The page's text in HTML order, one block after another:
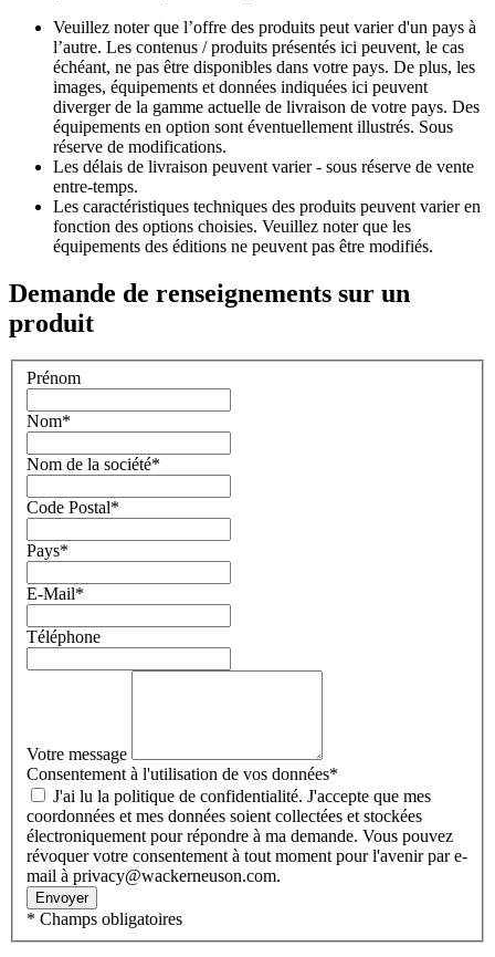
Veuillez noter que l’offre des produits peut varier d'un pays à
l’autre. Les contenus / produits présentés ici peuvent, le cas
échéant, ne pas être disponibles dans votre pays. De plus, les
images, équipements et données indiquées ici peuvent
diverger de la gamme actuelle de livraison de votre pays. Des
équipements en option sont éventuellement illustrés. Sous
réserve de modifications.
Les délais de livraison peuvent varier - sous réserve de vente
entre-temps.
Les caractéristiques techniques des produits peuvent varier en
fonction des options choisies. Veuillez noter que les
équipements des éditions ne peuvent pas être modifiés.
Demande de renseignements sur un
produit
Prénom
Nom*
Nom de la société*
Code Postal*
Pays*
E-Mail*
Téléphone
Votre message
Consentement à l'utilisation de vos données*
coordonnées et mes données soient collectées et stockées
électroniquement pour répondre à ma demande. Vous pouvez
révoquer votre consentement à tout moment pour l'avenir par e-
mail à privacy@wackerneuson.com.
Envoyer
* Champs obligatoires